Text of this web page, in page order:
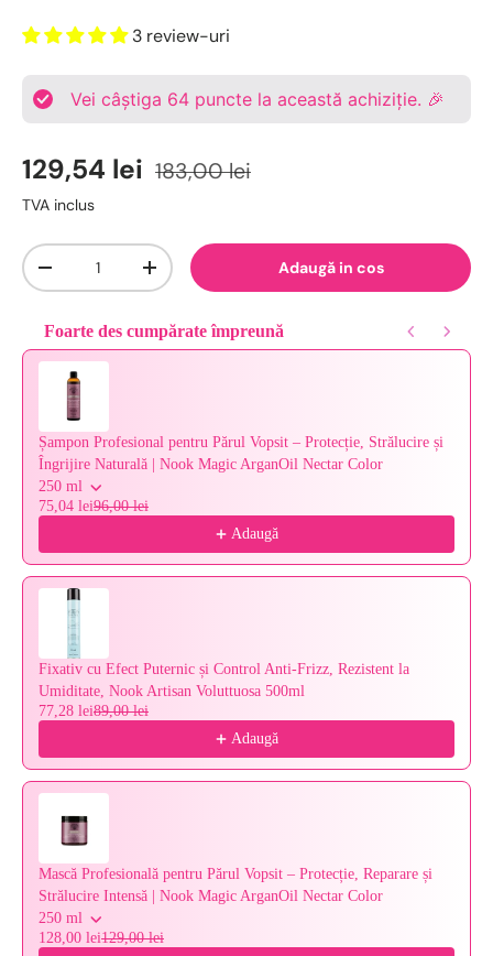
3 review-uri
Vei câștiga 64 puncte la această achiziție. 🎉
129,54 lei 183,00 lei
TVA inclus
Cantitate
-
+ Adaugă in cos
Foarte des cumpărate împreună
Use the Previous and Next buttons to navigate through product
Șampon Profesional pentru Părul Vopsit – Protecție, Strălucire și
Îngrijire Naturală | Nook Magic ArganOil Nectar Color
250 ml
75,04 lei96,00 lei
Adaugă
Fixativ cu Efect Puternic și Control Anti-Frizz, Rezistent la
Umiditate, Nook Artisan Voluttuosa 500ml
77,28 lei89,00 lei
Adaugă
Mască Profesională pentru Părul Vopsit – Protecție, Reparare și
Strălucire Intensă | Nook Magic ArganOil Nectar Color
250 ml
128,00 lei129,00 lei